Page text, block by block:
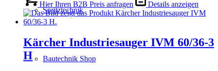
Spritztechnik
Bautechnik Shop
Hier Ihren B2B Preis anfragen Details anzeigen
Kärcher Industriesauger IVM 60/36-3
H